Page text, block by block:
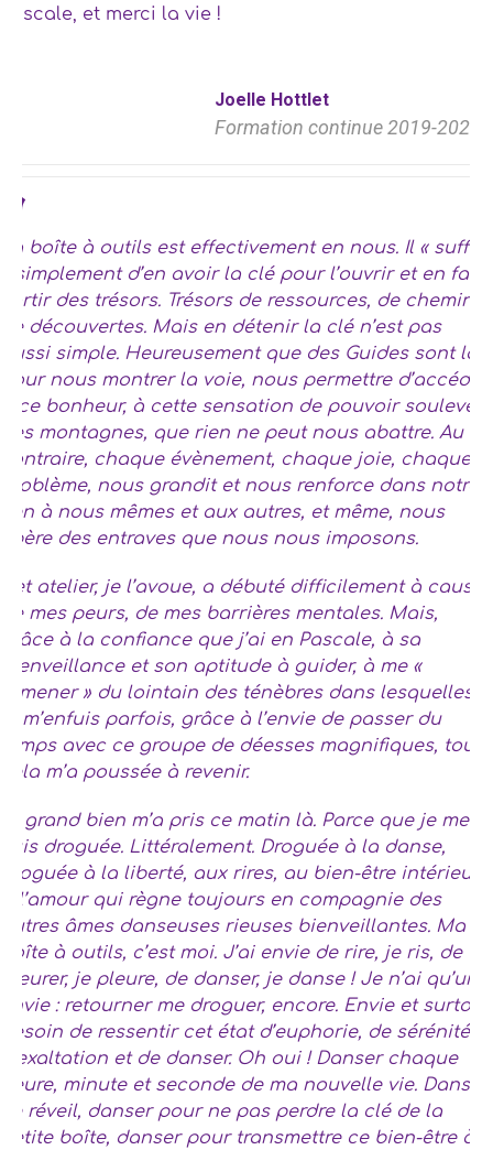
Pascale, et merci la vie !
Joelle Hottlet
Formation continue 2019-2021
La boîte à outils est effectivement en nous. Il « suffit
» simplement d’en avoir la clé pour l’ouvrir et en faire
sortir des trésors. Trésors de ressources, de chemins,
de découvertes. Mais en détenir la clé n’est pas
aussi simple. Heureusement que des Guides sont là
pour nous montrer la voie, nous permettre d’accéder
à ce bonheur, à cette sensation de pouvoir soulever
des montagnes, que rien ne peut nous abattre. Au
contraire, chaque évènement, chaque joie, chaque
problème, nous grandit et nous renforce dans notre
lien à nous mêmes et aux autres, et même, nous
libère des entraves que nous nous imposons.
Cet atelier, je l’avoue, a débuté difficilement à cause
de mes peurs, de mes barrières mentales. Mais,
grâce à la confiance que j’ai en Pascale, à sa
bienveillance et son aptitude à guider, à me «
ramener » du lointain des ténèbres dans lesquelles
je m’enfuis parfois, grâce à l’envie de passer du
temps avec ce groupe de déesses magnifiques, tout
cela m’a poussée à revenir.
Et grand bien m’a pris ce matin là. Parce que je me
suis droguée. Littéralement. Droguée à la danse,
droguée à la liberté, aux rires, au bien-être intérieur,
à l’amour qui règne toujours en compagnie des
autres âmes danseuses rieuses bienveillantes. Ma
boîte à outils, c’est moi. J’ai envie de rire, je ris, de
pleurer, je pleure, de danser, je danse ! Je n’ai qu’une
envie : retourner me droguer, encore. Envie et surtout
besoin de ressentir cet état d’euphorie, de sérénité,
d’exaltation et de danser. Oh oui ! Danser chaque
heure, minute et seconde de ma nouvelle vie. Danser
ce réveil, danser pour ne pas perdre la clé de la
petite boîte, danser pour transmettre ce bien-être à